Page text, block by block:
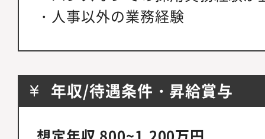
・人事以外の業務経験
年収/待遇条件・昇給賞与